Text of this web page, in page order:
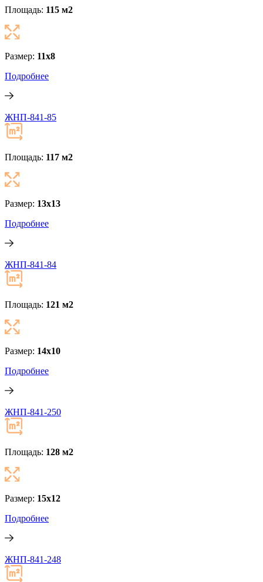
Площадь: 115 м2
Размер: 11х8
Подробнее
ЖНП-841-85
Площадь: 117 м2
Размер: 13х13
Подробнее
ЖНП-841-84
Площадь: 121 м2
Размер: 14х10
Подробнее
ЖНП-841-250
Площадь: 128 м2
Размер: 15x12
Подробнее
ЖНП-841-248